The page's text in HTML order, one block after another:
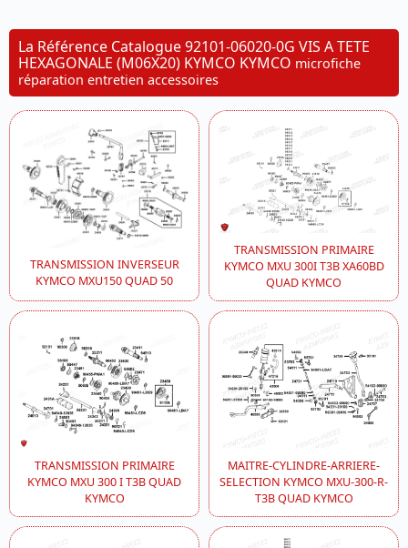
La Référence Catalogue 92101-06020-0G VIS A TETE
HEXAGONALE (M06X20) KYMCO KYMCO microfiche
réparation entretien accessoires
TRANSMISSION INVERSEUR
KYMCO MXU150 QUAD 50
TRANSMISSION PRIMAIRE
KYMCO MXU 300I T3B XA60BD
QUAD KYMCO
TRANSMISSION PRIMAIRE
KYMCO MXU 300 I T3B QUAD
KYMCO
MAITRE-CYLINDRE-ARRIERE-
SELECTION KYMCO MXU-300-R-
T3B QUAD KYMCO